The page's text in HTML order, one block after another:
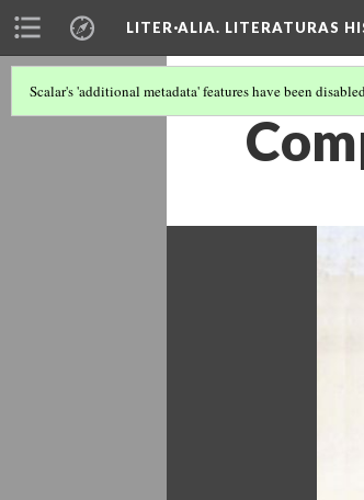
LITER·ALIA. LITERATURAS
Scalar's 'additional metadata' features have been